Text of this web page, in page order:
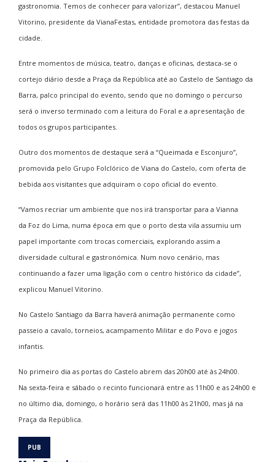
gastronomia. Temos de conhecer para valorizar”, destacou Manuel
Vitorino, presidente da VianaFestas, entidade promotora das festas da
cidade.
Entre momentos de música, teatro, danças e oficinas, destaca-se o
cortejo diário desde a Praça da República até ao Castelo de Santiago da
Barra, palco principal do evento, sendo que no domingo o percurso
será o inverso terminado com a leitura do Foral e a apresentação de
todos os grupos participantes.
Outro dos momentos de destaque será a “Queimada e Esconjuro”,
promovida pelo Grupo Folclórico de Viana do Castelo, com oferta de
bebida aos visitantes que adquiram o copo oficial do evento.
“Vamos recriar um ambiente que nos irá transportar para a Vianna
da Foz do Lima, numa época em que o porto desta vila assumiu um
papel importante com trocas comerciais, explorando assim a
diversidade cultural e gastronómica. Num novo cenário, mas
continuando a fazer uma ligação com o centro histórico da cidade”,
explicou Manuel Vitorino.
No Castelo Santiago da Barra haverá animação permanente como
passeio a cavalo, torneios, acampamento Militar e do Povo e jogos
infantis.
No primeiro dia as portas do Castelo abrem das 20h00 até às 24h00.
Na sexta-feira e sábado o recinto funcionará entre as 11h00 e as 24h00 e
no último dia, domingo, o horário será das 11h00 às 21h00, mas já na
Praça da República.